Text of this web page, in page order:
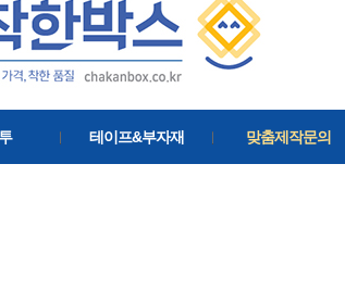
테이프&부자재 맞춤제작문의